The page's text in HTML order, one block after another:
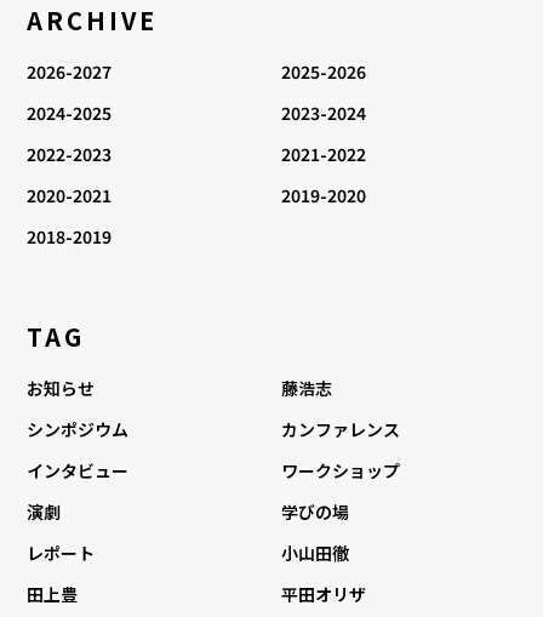
ARCHIVE
2026-2027
2025-2026
2024-2025
2023-2024
2022-2023
2021-2022
2020-2021
2019-2020
2018-2019
TAG
お知らせ
藤浩志
シンポジウム
カンファレンス
インタビュー
ワークショップ
演劇
学びの場
レポート
小山田徹
田上豊
平田オリザ